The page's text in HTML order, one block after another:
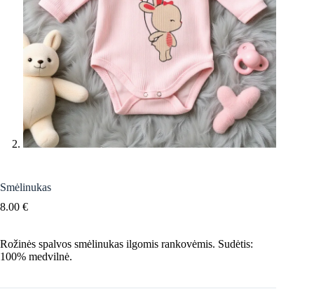
Smėlinukas
8.00 €
Rožinės spalvos smėlinukas ilgomis rankovėmis. Sudėtis:
100% medvilnė.